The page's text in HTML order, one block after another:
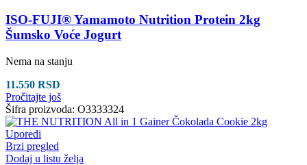
ISO-FUJI® Yamamoto Nutrition Protein 2kg
Šumsko Voće Jogurt
Nema na stanju
11.550 RSD
Pročitajte još
Šifra proizvoda: O3333324
Uporedi
Brzi pregled
Dodaj u listu želja